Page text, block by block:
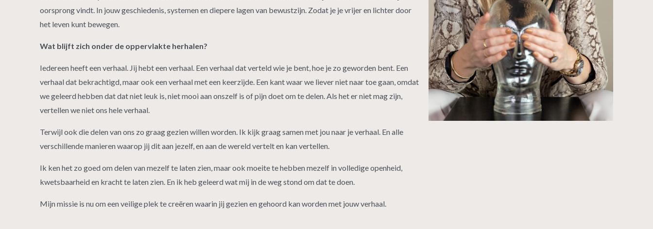
oorsprong vindt. In jouw geschiedenis, systemen en diepere lagen van bewustzijn. Zodat je je vrijer en lichter door
het leven kunt bewegen.
Wat blijft zich onder de oppervlakte herhalen?
Iedereen heeft een verhaal. Jij hebt een verhaal. Een verhaal dat verteld wie je bent, hoe je zo geworden bent. Een
verhaal dat bekrachtigd, maar ook een verhaal met een keerzijde. Een kant waar we liever niet naar toe gaan, omdat
we geleerd hebben dat dat niet leuk is, niet mooi aan onszelf is of pijn doet om te delen. Als het er niet mag zijn,
vertellen we niet ons hele verhaal.
Terwijl ook die delen van ons zo graag gezien willen worden. Ik kijk graag samen met jou naar je verhaal. En alle
verschillende manieren waarop jij dit aan jezelf, en aan de wereld vertelt en kan vertellen.
Ik ken het zo goed om delen van mezelf te laten zien, maar ook moeite te hebben mezelf in volledige openheid,
kwetsbaarheid en kracht te laten zien. En ik heb geleerd wat mij in de weg stond om dat te doen.
Mijn missie is nu om een veilige plek te creëren waarin jij gezien en gehoord kan worden met jouw verhaal.